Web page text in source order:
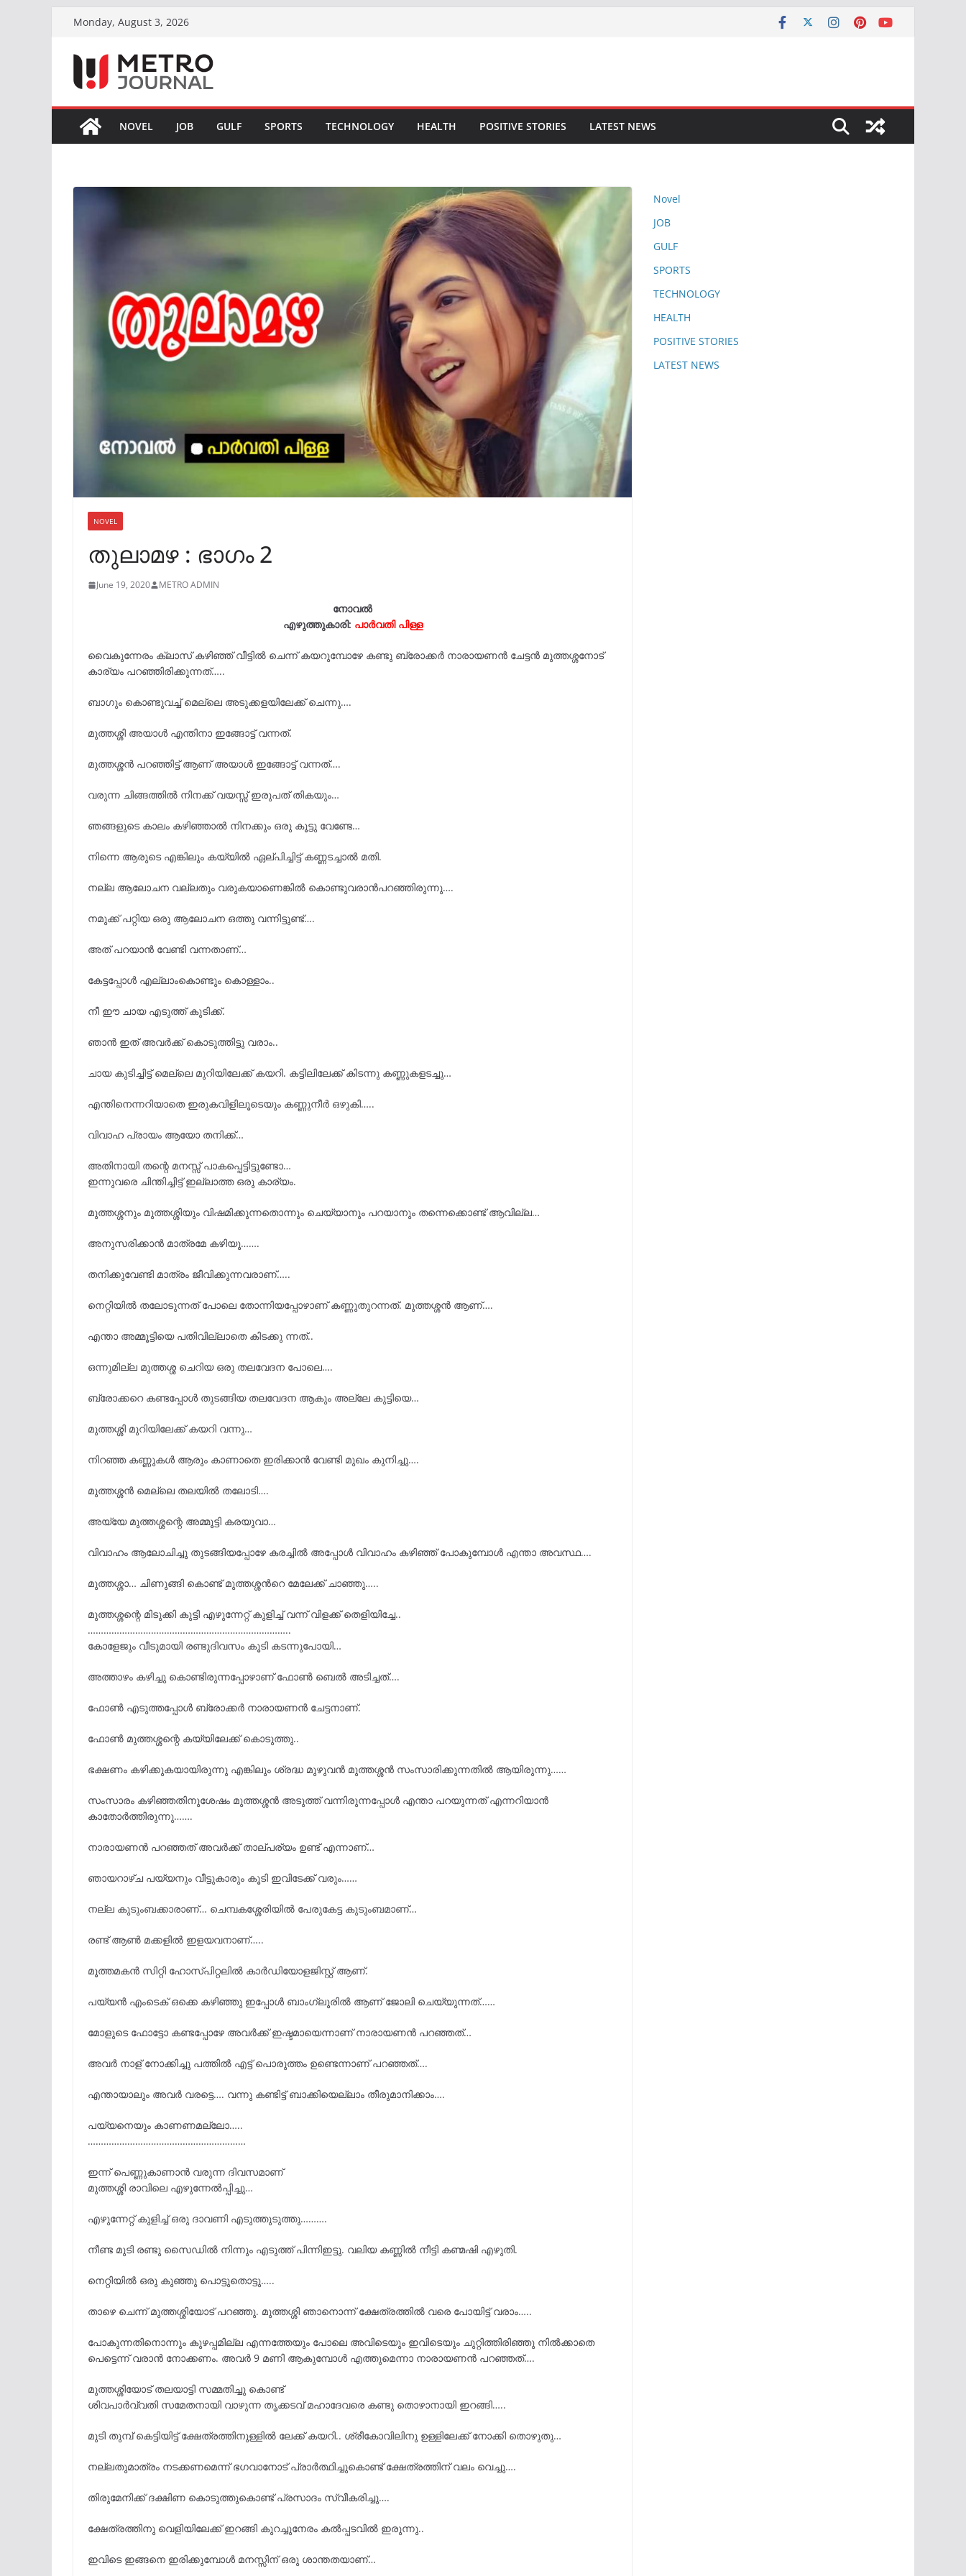
content
Monday, August 3, 2026
NOVEL JOB GULF SPORTS TECHNOLOGY HEALTH POSITIVE STORIES LATEST NEWS
NOVEL
തുലാമഴ : ഭാഗം 2
June 19, 2020 METRO ADMIN
നോവൽ
എഴുത്തുകാരി: പാർവതി പിള്ള
വൈകുന്നേരം ക്ലാസ് കഴിഞ്ഞ് വീട്ടിൽ ചെന്ന് കയറുമ്പോഴേ കണ്ടു ബ്രോക്കർ നാരായണൻ ചേട്ടൻ മുത്തശ്ശനോട്
കാര്യം പറഞ്ഞിരിക്കുന്നത്…..
ബാഗും കൊണ്ടുവച്ച് മെല്ലെ അടുക്കളയിലേക്ക് ചെന്നു….
മുത്തശ്ശി അയാൾ എന്തിനാ ഇങ്ങോട്ട് വന്നത്.
മുത്തശ്ശൻ പറഞ്ഞിട്ട് ആണ് അയാൾ ഇങ്ങോട്ട് വന്നത്….
വരുന്ന ചിങ്ങത്തിൽ നിനക്ക് വയസ്സ് ഇരുപത് തികയും…
ഞങ്ങളുടെ കാലം കഴിഞ്ഞാൽ നിനക്കും ഒരു കൂട്ടു വേണ്ടേ…
നിന്നെ ആരുടെ എങ്കിലും കയ്യിൽ ഏല്പിച്ചിട്ട് കണ്ണടച്ചാൽ മതി.
നല്ല ആലോചന വല്ലതും വരുകയാണെങ്കിൽ കൊണ്ടുവരാൻപറഞ്ഞിരുന്നു….
നമുക്ക് പറ്റിയ ഒരു ആലോചന ഒത്തു വന്നിട്ടുണ്ട്….
അത് പറയാൻ വേണ്ടി വന്നതാണ്…
കേട്ടപ്പോൾ എല്ലാംകൊണ്ടും കൊള്ളാം..
നീ ഈ ചായ എടുത്ത് കുടിക്ക്.
ഞാൻ ഇത് അവർക്ക് കൊടുത്തിട്ടു വരാം..
ചായ കുടിച്ചിട്ട് മെല്ലെ മുറിയിലേക്ക് കയറി. കട്ടിലിലേക്ക് കിടന്നു കണ്ണുകളടച്ചു…
എന്തിനെന്നറിയാതെ ഇരുകവിളിലൂടെയും കണ്ണുനീർ ഒഴുകി…..
വിവാഹ പ്രായം ആയോ തനിക്ക്…
അതിനായി തന്റെ മനസ്സ് പാകപ്പെട്ടിട്ടുണ്ടോ…
ഇന്നുവരെ ചിന്തിച്ചിട്ട് ഇല്ലാത്ത ഒരു കാര്യം.
മുത്തശ്ശനും മുത്തശ്ശിയും വിഷമിക്കുന്നതൊന്നും ചെയ്യാനും പറയാനും തന്നെക്കൊണ്ട് ആവില്ല…
അനുസരിക്കാൻ മാത്രമേ കഴിയൂ…….
തനിക്കുവേണ്ടി മാത്രം ജീവിക്കുന്നവരാണ്…..
നെറ്റിയിൽ തലോടുന്നത് പോലെ തോന്നിയപ്പോഴാണ് കണ്ണുതുറന്നത്. മുത്തശ്ശൻ ആണ്….
എന്താ അമ്മൂട്ടിയെ പതിവില്ലാതെ കിടക്കു ന്നത്..
ഒന്നുമില്ല മുത്തശ്ശ ചെറിയ ഒരു തലവേദന പോലെ….
ബ്രോക്കറെ കണ്ടപ്പോൾ തുടങ്ങിയ തലവേദന ആകും അല്ലേ കുട്ടിയെ…
മുത്തശ്ശി മുറിയിലേക്ക് കയറി വന്നു…
നിറഞ്ഞ കണ്ണുകൾ ആരും കാണാതെ ഇരിക്കാൻ വേണ്ടി മുഖം കുനിച്ചു….
മുത്തശ്ശൻ മെല്ലെ തലയിൽ തലോടി….
അയ്യേ മുത്തശ്ശന്റെ അമ്മൂട്ടി കരയുവാ…
വിവാഹം ആലോചിച്ചു തുടങ്ങിയപ്പോഴേ കരച്ചിൽ അപ്പോൾ വിവാഹം കഴിഞ്ഞ് പോകുമ്പോൾ എന്താ അവസ്ഥ….
മുത്തശ്ശാ… ചിണുങ്ങി കൊണ്ട് മുത്തശ്ശൻറെ മേലേക്ക് ചാഞ്ഞു…..
മുത്തശ്ശന്റെ മിടുക്കി കുട്ടി എഴുന്നേറ്റ് കുളിച്ച് വന്ന് വിളക്ക് തെളിയിച്ചേ..
…………………………………………………………………..
കോളേജും വീടുമായി രണ്ടുദിവസം കൂടി കടന്നുപോയി…
അത്താഴം കഴിച്ചു കൊണ്ടിരുന്നപ്പോഴാണ് ഫോൺ ബെൽ അടിച്ചത്….
ഫോൺ എടുത്തപ്പോൾ ബ്രോക്കർ നാരായണൻ ചേട്ടനാണ്.
ഫോൺ മുത്തശ്ശന്റെ കയ്യിലേക്ക് കൊടുത്തു..
ഭക്ഷണം കഴിക്കുകയായിരുന്നു എങ്കിലും ശ്രദ്ധ മുഴുവൻ മുത്തശ്ശൻ സംസാരിക്കുന്നതിൽ ആയിരുന്നു……
സംസാരം കഴിഞ്ഞതിനുശേഷം മുത്തശ്ശൻ അടുത്ത് വന്നിരുന്നപ്പോൾ എന്താ പറയുന്നത് എന്നറിയാൻ
കാതോർത്തിരുന്നു…….
നാരായണൻ പറഞ്ഞത് അവർക്ക് താല്പര്യം ഉണ്ട് എന്നാണ്…
ഞായറാഴ്ച പയ്യനും വീട്ടുകാരും കൂടി ഇവിടേക്ക് വരും……
നല്ല കുടുംബക്കാരാണ്… ചെമ്പകശ്ശേരിയിൽ പേരുകേട്ട കുടുംബമാണ്…
രണ്ട് ആൺ മക്കളിൽ ഇളയവനാണ്…..
മൂത്തമകൻ സിറ്റി ഹോസ്പിറ്റലിൽ കാർഡിയോളജിസ്റ്റ് ആണ്.
പയ്യൻ എംടെക് ഒക്കെ കഴിഞ്ഞു ഇപ്പോൾ ബാംഗ്ലൂരിൽ ആണ് ജോലി ചെയ്യുന്നത്……
മോളുടെ ഫോട്ടോ കണ്ടപ്പോഴേ അവർക്ക് ഇഷ്ടമായെന്നാണ് നാരായണൻ പറഞ്ഞത്…
അവർ നാള് നോക്കിച്ചു പത്തിൽ എട്ട് പൊരുത്തം ഉണ്ടെന്നാണ് പറഞ്ഞത്….
എന്തായാലും അവർ വരട്ടെ…. വന്നു കണ്ടിട്ട് ബാക്കിയെല്ലാം തീരുമാനിക്കാം….
പയ്യനെയും കാണണമല്ലോ…..
……………………………………………………
ഇന്ന് പെണ്ണുകാണാൻ വരുന്ന ദിവസമാണ്
മുത്തശ്ശി രാവിലെ എഴുന്നേൽപ്പിച്ചു…
എഴുന്നേറ്റ് കുളിച്ച് ഒരു ദാവണി എടുത്തുടുത്തു……….
നീണ്ട മുടി രണ്ടു സൈഡിൽ നിന്നും എടുത്ത് പിന്നിഇട്ടു. വലിയ കണ്ണിൽ നീട്ടി കണ്മഷി എഴുതി.
നെറ്റിയിൽ ഒരു കുഞ്ഞു പൊട്ടുതൊട്ടു…..
താഴെ ചെന്ന് മുത്തശ്ശിയോട് പറഞ്ഞു. മുത്തശ്ശി ഞാനൊന്ന് ക്ഷേത്രത്തിൽ വരെ പോയിട്ട് വരാം…..
പോകുന്നതിനൊന്നും കുഴപ്പമില്ല എന്നത്തേയും പോലെ അവിടെയും ഇവിടെയും ചുറ്റിത്തിരിഞ്ഞു നിൽക്കാതെ
പെട്ടെന്ന് വരാൻ നോക്കണം. അവർ 9 മണി ആകുമ്പോൾ എത്തുമെന്നാ നാരായണൻ പറഞ്ഞത്….
മുത്തശ്ശിയോട് തലയാട്ടി സമ്മതിച്ചു കൊണ്ട്
ശിവപാർവ്വതി സമേതനായി വാഴുന്ന തൃക്കടവ് മഹാദേവരെ കണ്ടു തൊഴാനായി ഇറങ്ങി…..
മുടി തുമ്പ് കെട്ടിയിട്ട് ക്ഷേത്രത്തിനുള്ളിൽ ലേക്ക് കയറി.. ശ്രീകോവിലിനു ഉള്ളിലേക്ക് നോക്കി തൊഴുതു…
നല്ലതുമാത്രം നടക്കണമെന്ന് ഭഗവാനോട് പ്രാർത്ഥിച്ചുകൊണ്ട് ക്ഷേത്രത്തിന് വലം വെച്ചു….
തിരുമേനിക്ക് ദക്ഷിണ കൊടുത്തുകൊണ്ട് പ്രസാദം സ്വീകരിച്ചു….
ക്ഷേത്രത്തിനു വെളിയിലേക്ക് ഇറങ്ങി കുറച്ചുനേരം കൽപ്പടവിൽ ഇരുന്നു..
ഇവിടെ ഇങ്ങനെ ഇരിക്കുമ്പോൾ മനസ്സിന് ഒരു ശാന്തതയാണ്…
Novel
JOB
GULF
SPORTS
TECHNOLOGY
HEALTH
POSITIVE STORIES
LATEST NEWS